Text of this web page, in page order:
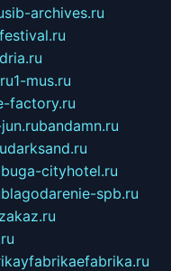
sib-archives.ru
1-mus.ru
factory.ru
bandamn.ru
darksand.ru
cityhotel.ru
blagodarenie-spb.ru